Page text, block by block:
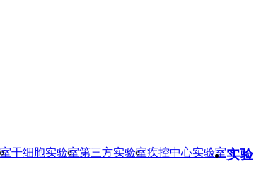
干细胞实验室第三方实验室疾控中心实验室实验